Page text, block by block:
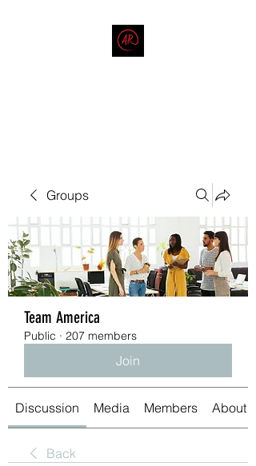
Groups
Team America
Public · 207 members
Join
Discussion Media Members About
Back